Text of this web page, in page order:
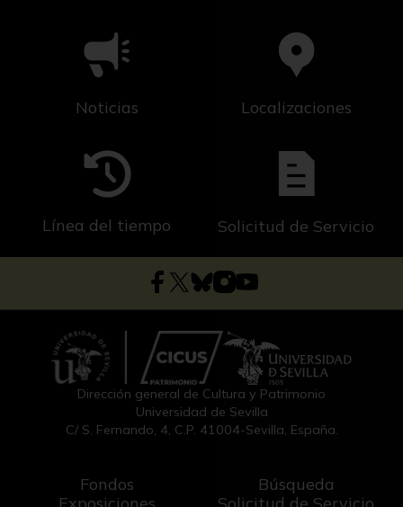
Noticias Localizaciones
Línea del tiempo Solicitud de Servicio
Dirección general de Cultura y Patrimonio
Universidad de Sevilla
C/ S. Fernando, 4, C.P. 41004-Sevilla, España.
Fondos
Exposiciones
Búsqueda
Solicitud de Servicio